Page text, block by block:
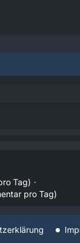
Daten an
Mehr
Seiten
nicht
externen Inhalte
Tag)
pro Tag)